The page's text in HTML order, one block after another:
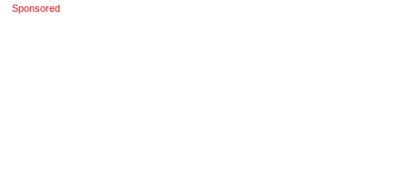
Sponsored